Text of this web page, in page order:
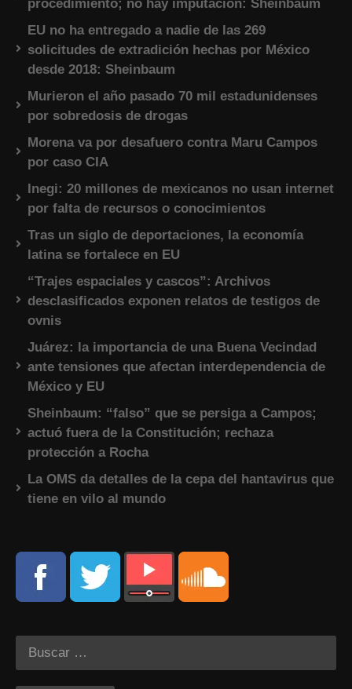
procedimiento; no hay imputación: Sheinbaum
EU no ha entregado a nadie de las 269
solicitudes de extradición hechas por México
desde 2018: Sheinbaum
Murieron el año pasado 70 mil estadunidenses
por sobredosis de drogas
Morena va por desafuero contra Maru Campos
por caso CIA
Inegi: 20 millones de mexicanos no usan internet
por falta de recursos o conocimientos
Tras un siglo de deportaciones, la economía
latina se fortalece en EU
“Trajes espaciales y cascos”: Archivos
desclasificados exponen relatos de testigos de
ovnis
Juárez: la importancia de una Buena Vecindad
ante tensiones que afectan interdependencia de
México y EU
Sheinbaum: “falso” que se persiga a Campos;
actuó fuera de la Constitución; rechaza
protección a Rocha
La OMS da detalles de la cepa del hantavirus que
tiene en vilo al mundo